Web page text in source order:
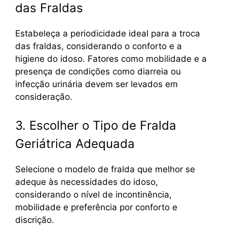
das Fraldas
Estabeleça a periodicidade ideal para a troca
das fraldas, considerando o conforto e a
higiene do idoso. Fatores como mobilidade e a
presença de condições como diarreia ou
infecção urinária devem ser levados em
consideração.
3. Escolher o Tipo de Fralda
Geriátrica Adequada
Selecione o modelo de fralda que melhor se
adeque às necessidades do idoso,
considerando o nível de incontinência,
mobilidade e preferência por conforto e
discrição.